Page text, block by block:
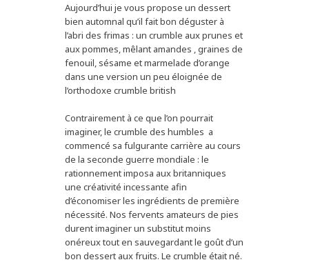
Aujourd’hui je vous propose un dessert
bien automnal qu’il fait bon déguster à
l’abri des frimas : un crumble aux prunes et
aux pommes, mêlant amandes , graines de
fenouil, sésame et marmelade d’orange
dans une version un peu éloignée de
l’orthodoxe crumble british
Contrairement à ce que l’on pourrait
imaginer, le crumble des humbles a
commencé sa fulgurante carrière au cours
de la seconde guerre mondiale : le
rationnement imposa aux britanniques
une créativité incessante afin
d’économiser les ingrédients de première
nécessité. Nos fervents amateurs de pies
durent imaginer un substitut moins
onéreux tout en sauvegardant le goût d’un
bon dessert aux fruits. Le crumble était né.